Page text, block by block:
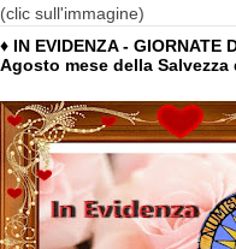
(clic sull'immagine)
♦ IN EVIDENZA - GIORNATE
Agosto mese della Salvezza